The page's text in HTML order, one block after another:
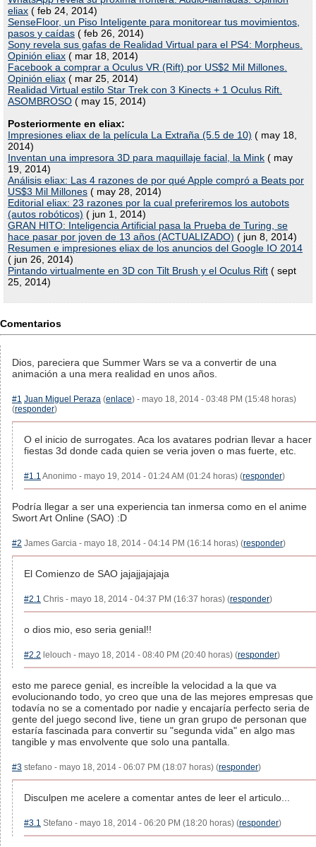
eliax ( feb 24, 2014)
SenseFloor, un Piso Inteligente para monitorear tus movimientos,
pasos y caídas ( feb 26, 2014)
Sony revela sus gafas de Realidad Virtual para el PS4: Morpheus.
Opinión eliax ( mar 18, 2014)
Facebook a comprar a Oculus VR (Rift) por US$2 Mil Millones.
Opinión eliax ( mar 25, 2014)
Realidad Virtual estilo Star Trek con 3 Kinects + 1 Oculus Rift.
ASOMBROSO ( may 15, 2014)
Posteriormente en eliax:
Impresiones eliax de la película La Extraña (5.5 de 10) ( may 18,
2014)
Inventan una impresora 3D para maquillaje facial, la Mink ( may
19, 2014)
Análisis eliax: Las 4 razones de por qué Apple compró a Beats por
US$3 Mil Millones ( may 28, 2014)
Editorial eliax: 23 razones por la cual preferiremos los autobots
(autos robóticos) ( jun 1, 2014)
GRAN HITO: Inteligencia Artificial pasa la Prueba de Turing, se
hace pasar por joven de 13 años (ACTUALIZADO) ( jun 8, 2014)
Resumen e impresiones eliax de los anuncios del Google IO 2014
( jun 26, 2014)
Pintando virtualmente en 3D con Tilt Brush y el Oculus Rift ( sept
25, 2014)
Comentarios
Dios, pareciera que Summer Wars se va a convertir de una
animación a una mera realidad en unos años.
#1 Juan Miguel Peraza (enlace) - mayo 18, 2014 - 03:48 PM (15:48 horas)
(responder)
O el inicio de surrogates. Aca los avatares podrian llevar a hacer
fiestas 3d donde cada quien se veria joven o mas fuerte, etc.
#1.1 Anonimo - mayo 19, 2014 - 01:24 AM (01:24 horas) (responder)
Podría llegar a ser una experiencia tan inmersa como en el anime
Swort Art Online (SAO) :D
#2 James Garcia - mayo 18, 2014 - 04:14 PM (16:14 horas) (responder)
El Comienzo de SAO jajajjajajaja
#2.1 Chris - mayo 18, 2014 - 04:37 PM (16:37 horas) (responder)
o dios mio, eso seria genial!!
#2.2 lelouch - mayo 18, 2014 - 08:40 PM (20:40 horas) (responder)
esto me parece genial, es increíble la velocidad a la que va
evolucionando todo, yo creo que una de las mejores empresas que
todavía no se a comentado por nadie y encajaría perfecto seria de
gente del juego second live, tiene un gran grupo de personan que
estaría fascinada para convertir su "segunda vida" en algo mas
tangible y mas envolvente que solo una pantalla.
#3 stefano - mayo 18, 2014 - 06:07 PM (18:07 horas) (responder)
Disculpen me acelere a comentar antes de leer el articulo...
#3.1 Stefano - mayo 18, 2014 - 06:20 PM (18:20 horas) (responder)